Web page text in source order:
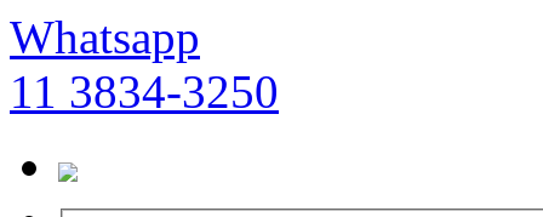
Whatsapp
11 3834-3250